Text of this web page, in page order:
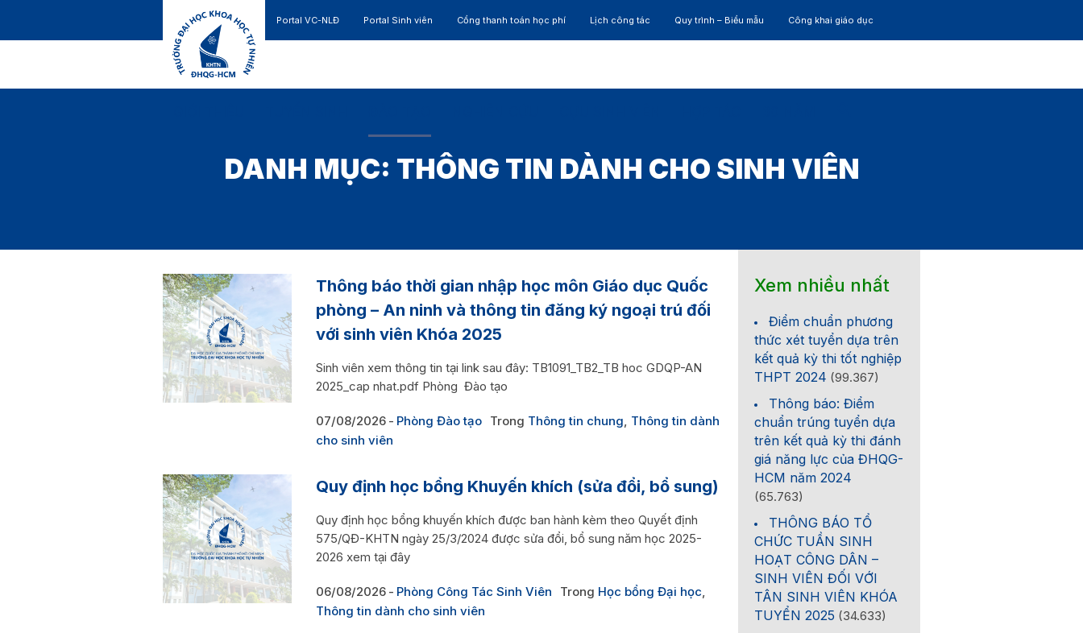
Portal VC-NLĐ Portal Sinh viên Cổng thanh toán học phí Lịch công tác Quy trình – Biểu mẫu Công khai giáo dục
DANH MỤC: THÔNG TIN DÀNH CHO SINH VIÊN
Thông báo thời gian nhập học môn Giáo dục Quốc
phòng – An ninh và thông tin đăng ký ngoại trú đối
với sinh viên Khóa 2025
Sinh viên xem thông tin tại link sau đây: TB1091_TB2_TB hoc GDQP-AN
2025_cap nhat.pdf Phòng Đào tạo
07/08/2026 Phòng Đào tạo Trong Thông tin chung, Thông tin dành
cho sinh viên
Quy định học bổng Khuyến khích (sửa đổi, bổ sung)
Quy định học bổng khuyến khích được ban hành kèm theo Quyết định
575/QĐ-KHTN ngày 25/3/2024 được sửa đổi, bổ sung năm học 2025-
2026 xem tại đây
06/08/2026 Phòng Công Tác Sinh Viên Trong Học bổng Đại học,
Thông tin dành cho sinh viên
Xem nhiều nhất
Điểm chuẩn phương
thức xét tuyển dựa trên
kết quả kỳ thi tốt nghiệp
THPT 2024 (99.367)
Thông báo: Điểm
chuẩn trúng tuyển dựa
trên kết quả kỳ thi đánh
giá năng lực của ĐHQG-
HCM năm 2024
(65.763)
THÔNG BÁO TỔ
CHỨC TUẦN SINH
HOẠT CÔNG DÂN –
SINH VIÊN ĐỐI VỚI
TÂN SINH VIÊN KHÓA
TUYỂN 2025 (34.633)